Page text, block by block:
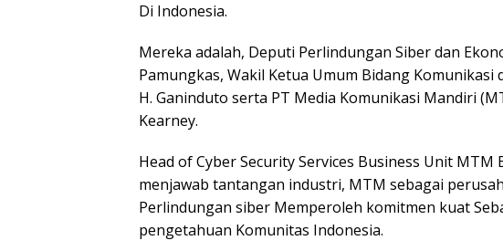
Di Indonesia.
Mereka adalah, Deputi Perlindungan Siber dan
Pamungkas, Wakil Ketua Umum Bidang
H. Ganinduto serta PT Media Komunikasi Mandiri
Kearney.
Head of Cyber Security Services Business Unit MTM
menjawab tantangan industri, MTM sebagai
Perlindungan siber Memperoleh komitmen kuat
pengetahuan Komunitas Indonesia.